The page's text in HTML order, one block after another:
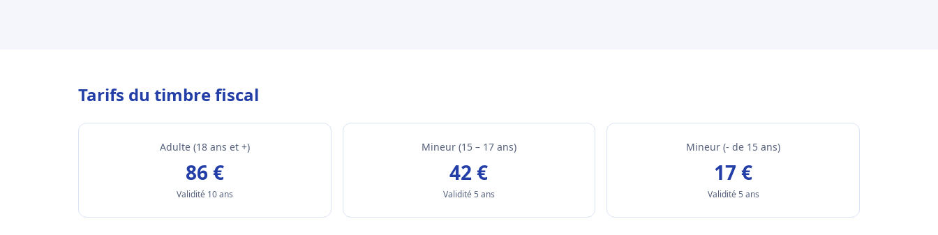
Tarifs du timbre fiscal
Adulte (18 ans et +)
86 €
Validité 10 ans
Mineur (15 – 17 ans)
42 €
Validité 5 ans
Mineur (- de 15 ans)
17 €
Validité 5 ans